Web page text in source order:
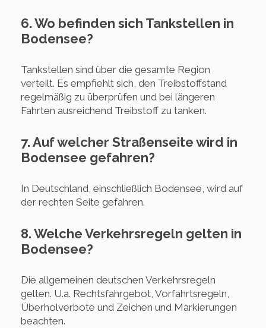
6. Wo befinden sich Tankstellen in
Bodensee?
Tankstellen sind über die gesamte Region
verteilt. Es empfiehlt sich, den Treibstoffstand
regelmäßig zu überprüfen und bei längeren
Fahrten ausreichend Treibstoff zu tanken.
7. Auf welcher Straßenseite wird in
Bodensee gefahren?
In Deutschland, einschließlich Bodensee, wird auf
der rechten Seite gefahren.
8. Welche Verkehrsregeln gelten in
Bodensee?
Die allgemeinen deutschen Verkehrsregeln
gelten. U.a. Rechtsfahrgebot, Vorfahrtsregeln,
Überholverbote und Zeichen und Markierungen
beachten.